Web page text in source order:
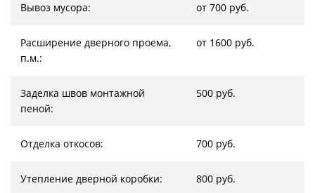
Вывоз мусора: от 700 руб.
Расширение дверного проема,
п.м.:
от 1600 руб.
Заделка швов монтажной
пеной:
500 руб.
Отделка откосов: 700 руб.
Утепление дверной коробки: 800 руб.